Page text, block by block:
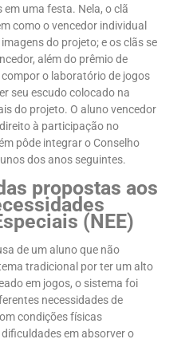
uma festa. Nela, o clã
como o vencedor individual
do projeto; e os clãs se
além do prêmio de
o laboratório de jogos
seu escudo colocado na
do projeto. O aluno vencedor
à participação no
pôde integrar o Conselho
dos anos seguintes.
propostas aos
(NEE)
de um aluno que não
tradicional por ter um alto
em jogos, o sistema foi
necessidades de
condições físicas
em absorver o